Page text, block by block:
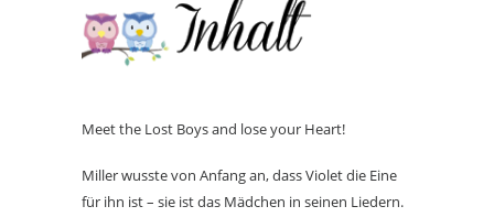
Meet the Lost Boys and lose your Heart!
Miller wusste von Anfang an, dass Violet die Eine
für ihn ist – sie ist das Mädchen in seinen Liedern.